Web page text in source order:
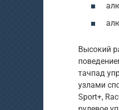
Высокий
тачпад
узлами
Sport+,